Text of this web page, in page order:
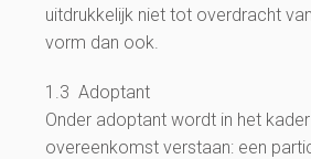
uitdrukkelijk niet tot overdracht
vorm dan ook.
1.3 Adoptant
Onder adoptant wordt in het
overeenkomst verstaan: een